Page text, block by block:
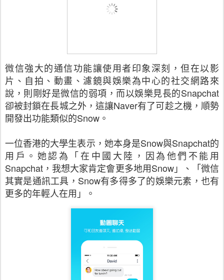
微信強大的通信功能讓使用者印象深刻，但在以影
片、自拍、動畫、濾鏡與娛樂為中心的社交網路來
說，則剛好是微信的弱項，而以娛樂見長的Snapchat
卻被封鎖在長城之外，這讓Naver有了可趁之機，順勢
開發出功能類似的Snow 。
一位香港的大學生表示，她本身是Snow與Snapchat的
用戶。她認為「在中國大陸，因為他們不能用
Snapchat ，我想大家肯定會更多地用Snow」、「微信
其實是通訊工具， Snow有多得多了的娛樂元素，也有
更多的年輕人在用」。